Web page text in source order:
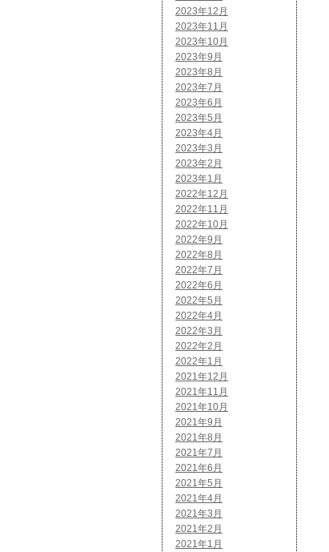
2023年12月
2023年11月
2023年10月
2023年9月
2023年8月
2023年7月
2023年6月
2023年5月
2023年4月
2023年3月
2023年2月
2023年1月
2022年12月
2022年11月
2022年10月
2022年9月
2022年8月
2022年7月
2022年6月
2022年5月
2022年4月
2022年3月
2022年2月
2022年1月
2021年12月
2021年11月
2021年10月
2021年9月
2021年8月
2021年7月
2021年6月
2021年5月
2021年4月
2021年3月
2021年2月
2021年1月